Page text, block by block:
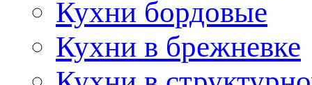
Кухни бордовые
Кухни в брежневке